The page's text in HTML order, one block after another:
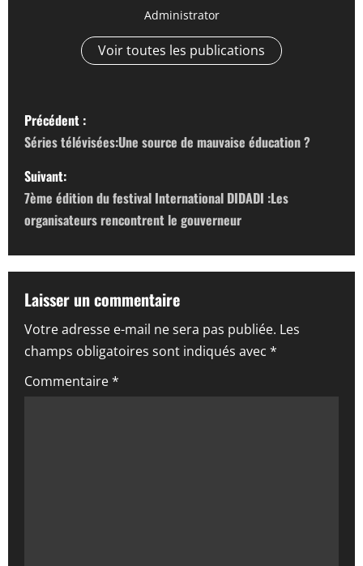
Administrator
Voir toutes les publications
N
a
v
i
g
a
t
i
o
Précédent :
Séries télévisées:Une source de mauvaise éducation ?
Suivant:
7ème édition du festival International DIDADI :Les
organisateurs rencontrent le gouverneur
Laisser un commentaire
Votre adresse e-mail ne sera pas publiée. Les
champs obligatoires sont indiqués avec *
Commentaire*